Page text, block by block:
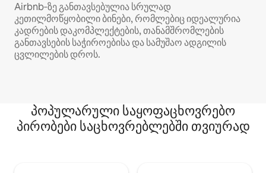
Airbnb‑ზე განთავსებულია სრულად
კეთილმოწყობილი ბინები, რომლებიც იდეალურია
კადრების დაკომპლექტების, თანამშრომლების
განთავსების საჭიროებისა და სამუშაო ადგილის
ცვლილების დროს.
პოპულარული საყოფაცხოვრებო
პირობები საცხოვრებლებში თვიურად